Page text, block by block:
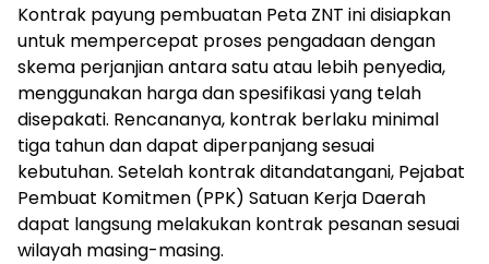
Kontrak payung pembuatan Peta ZNT ini disiapkan
untuk mempercepat proses pengadaan dengan
skema perjanjian antara satu atau lebih penyedia,
menggunakan harga dan spesifikasi yang telah
disepakati. Rencananya, kontrak berlaku minimal
tiga tahun dan dapat diperpanjang sesuai
kebutuhan. Setelah kontrak ditandatangani, Pejabat
Pembuat Komitmen (PPK) Satuan Kerja Daerah
dapat langsung melakukan kontrak pesanan sesuai
wilayah masing-masing.